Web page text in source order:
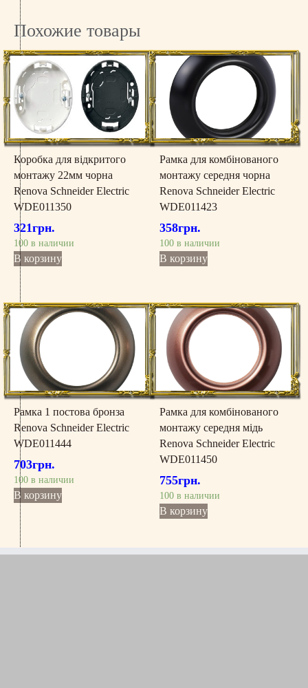
Похожие товары
Коробка для відкритого
монтажу 22мм чорна
Renova Schneider Electric
WDE011350
321грн.
100 в наличии
В корзину
Рамка для комбінованого
монтажу середня чорна
Renova Schneider Electric
WDE011423
358грн.
100 в наличии
В корзину
Рамка 1 постова бронза
Renova Schneider Electric
WDE011444
703грн.
100 в наличии
В корзину
Рамка для комбінованого
монтажу середня мідь
Renova Schneider Electric
WDE011450
755грн.
100 в наличии
В корзину